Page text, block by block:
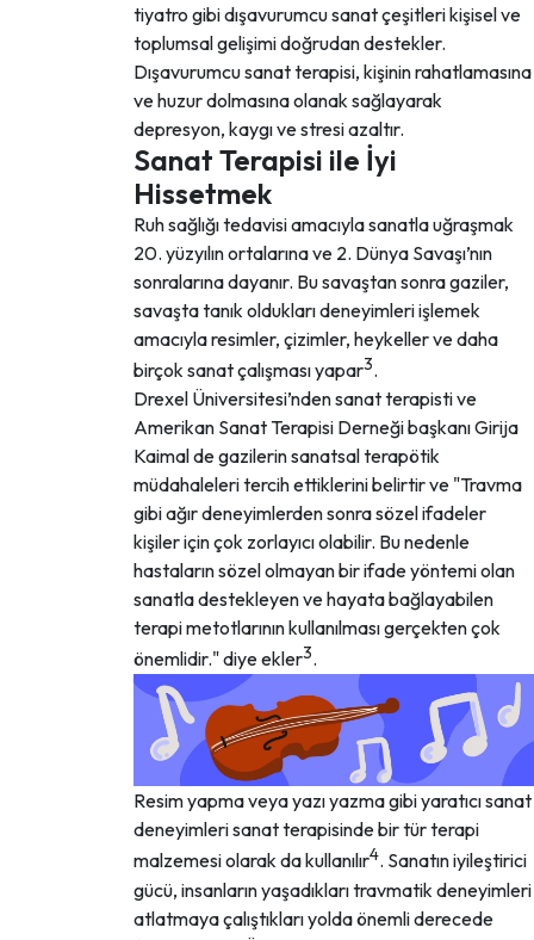
tiyatro gibi dışavurumcu sanat çeşitleri kişisel ve
toplumsal gelişimi doğrudan destekler.
Dışavurumcu sanat terapisi, kişinin rahatlamasına
ve huzur dolmasına olanak sağlayarak
depresyon, kaygı ve stresi azaltır.
Sanat Terapisi ile İyi
Hissetmek
Ruh sağlığı tedavisi amacıyla sanatla uğraşmak
20. yüzyılın ortalarına ve 2. Dünya Savaşı’nın
sonralarına dayanır. Bu savaştan sonra gaziler,
savaşta tanık oldukları deneyimleri işlemek
amacıyla resimler, çizimler, heykeller ve daha
birçok sanat çalışması yapar3.
Drexel Üniversitesi’nden sanat terapisti ve
Amerikan Sanat Terapisi Derneği başkanı Girija
Kaimal de gazilerin sanatsal terapötik
müdahaleleri tercih ettiklerini belirtir ve "Travma
gibi ağır deneyimlerden sonra sözel ifadeler
kişiler için çok zorlayıcı olabilir. Bu nedenle
hastaların sözel olmayan bir ifade yöntemi olan
sanatla destekleyen ve hayata bağlayabilen
terapi metotlarının kullanılması gerçekten çok
önemlidir." diye ekler3.
Resim yapma veya yazı yazma gibi yaratıcı sanat
deneyimleri sanat terapisinde bir tür terapi
malzemesi olarak da kullanılır4. Sanatın iyileştirici
gücü, insanların yaşadıkları travmatik deneyimleri
atlatmaya çalıştıkları yolda önemli derecede